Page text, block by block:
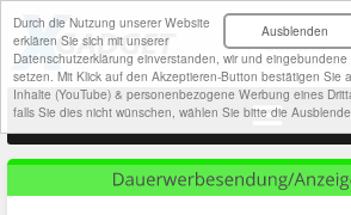
Ausblenden
Durch die Nutzung unserer Website
erklären Sie sich mit unserer
Datenschutzerklärung einverstanden, wir und
setzen. Mit Klick auf den Akzeptieren-Button bestätigen Sie
Inhalte (YouTube) & personenbezogene Werbung eines
falls Sie dies nicht wünschen, wählen Sie bitte die